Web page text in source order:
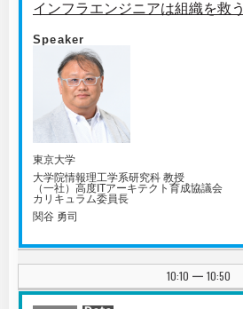
インフラエンジニアは組織を救う
Speaker
東京大学
大学院情報理工学系研究科 教授
（一社）高度ITアーキテクト育成協議会
カリキュラム委員長
関谷 勇司
10:10 | 10:50